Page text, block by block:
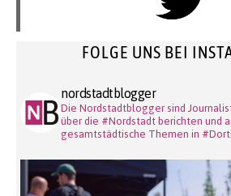
FOLGE UNS BEI
nordstadtblogger
Die Nordstadtblogger sind
über die #Nordstadt berichten und
gesamtstädtische Themen in